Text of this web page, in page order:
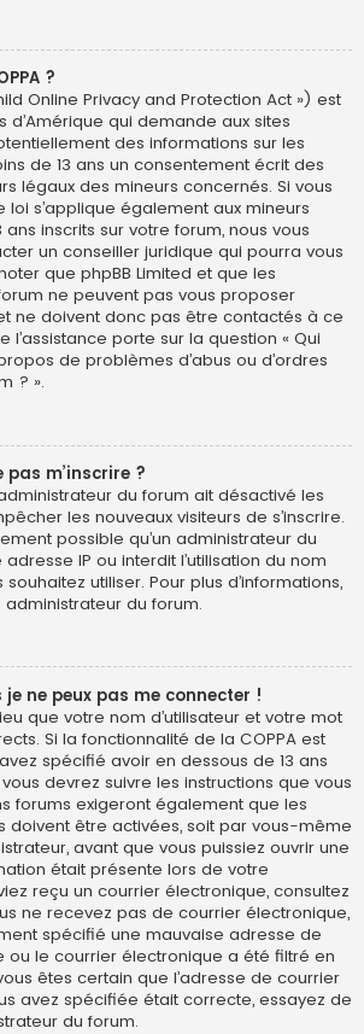
?
Online Privacy and Protection Act ») est
d’Amérique qui demande aux sites
des informations sur les
de 13 ans un consentement écrit des
légaux des mineurs concernés. Si vous
loi s’applique également aux mineurs
inscrits sur votre forum, nous vous
un conseiller juridique qui pourra vous
que phpBB Limited et que les
ne peuvent pas vous proposer
ne doivent donc pas être contactés à ce
l’assistance porte sur la question « Qui
de problèmes d’abus ou d’ordres
? ».
m’inscrire ?
du forum ait désactivé les
les nouveaux visiteurs de s’inscrire.
possible qu’un administrateur du
IP ou interdit l’utilisation du nom
souhaitez utiliser. Pour plus d’informations,
du forum.
ne peux pas me connecter !
que votre nom d’utilisateur et votre mot
Si la fonctionnalité de la COPPA est
spécifié avoir en dessous de 13 ans
devrez suivre les instructions que vous
forums exigeront également que les
doivent être activées, soit par vous-même
avant que vous puissiez ouvrir une
était présente lors de votre
reçu un courrier électronique, consultez
ne recevez pas de courrier électronique,
spécifié une mauvaise adresse de
ou le courrier électronique a été filtré en
êtes certain que l’adresse de courrier
avez spécifiée était correcte, essayez de
du forum.